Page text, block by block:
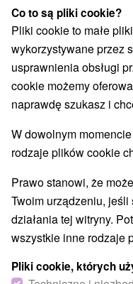
980 61 Tisovec
N
E
Co to są pliki cookie?
Pliki cookie to małe
wykorzystywane przez
usprawnienia obsługi
cookie możemy
naprawdę szukasz i
W dowolnym
rodzaje plików cookie
Prawo stanowi, że
Twoim urządzeniu,
działania tej witryny.
wszystkie inne rodzaje
Pliki cookie, których